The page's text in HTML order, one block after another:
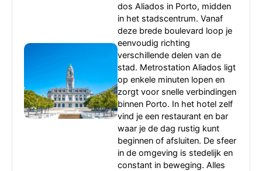
dos Aliados in Porto, midden
in het stadscentrum. Vanaf
deze brede boulevard loop je
eenvoudig richting
verschillende delen van de
stad. Metrostation Aliados ligt
op enkele minuten lopen en
zorgt voor snelle verbindingen
binnen Porto. In het hotel zelf
vind je een restaurant en bar
waar je de dag rustig kunt
beginnen of afsluiten. De sfeer
in de omgeving is stedelijk en
constant in beweging. Alles